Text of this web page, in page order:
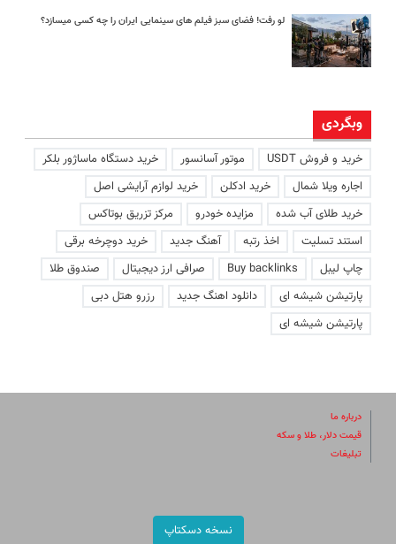
لو رفت! فضای سبز فیلم های سینمایی ایران را چه کسی میسازد؟
وبگردی
خرید و فروش USDT موتور آسانسور
خرید دستگاه ماساژور بلکر
اجاره ویلا شمال
خرید ادکلن
خرید لوازم آرایشی اصل
خرید طلای آب شده
مزایده خودرو
مرکز تزریق بوتاکس
استند تسلیت
اخذ رتبه آهنگ جدید
خرید دوچرخه برقی
چاپ لیبل
Buy backlinks صرافی ارز دیجیتال
صندوق طلا
پارتیشن شیشه ای
دانلود اهنگ جدید
رزرو هتل دبی
پارتیشن شیشه ای
درباره ما
قیمت دلار، طلا و سکه
تبلیغات
نسخه دسکتاپ